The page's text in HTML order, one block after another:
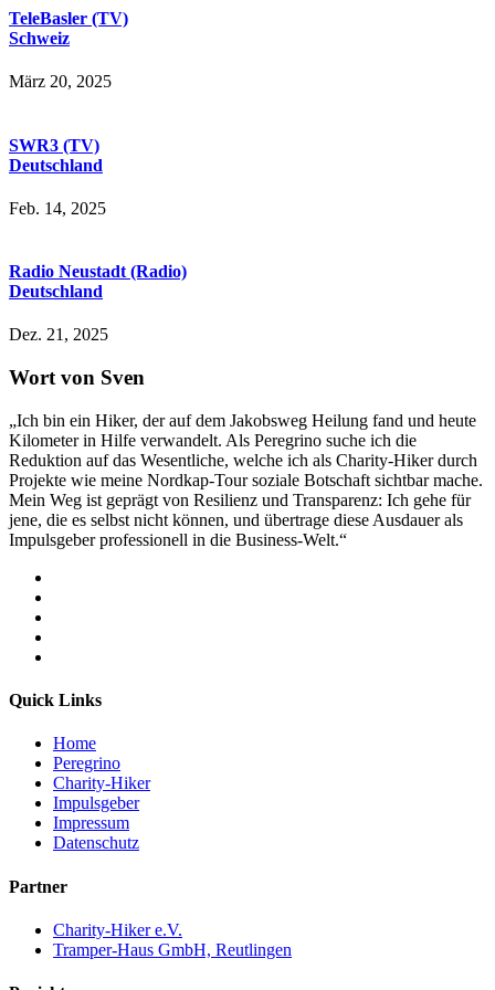
TeleBasler (TV)
Schweiz
März 20, 2025
SWR3 (TV)
Deutschland
Feb. 14, 2025
Radio Neustadt (Radio)
Deutschland
Dez. 21, 2025
Wort von Sven
„Ich bin ein Hiker, der auf dem Jakobsweg Heilung fand und heute
Kilometer in Hilfe verwandelt. Als Peregrino suche ich die
Reduktion auf das Wesentliche, welche ich als Charity-Hiker durch
Projekte wie meine Nordkap-Tour soziale Botschaft sichtbar mache.
Mein Weg ist geprägt von Resilienz und Transparenz: Ich gehe für
jene, die es selbst nicht können, und übertrage diese Ausdauer als
Impulsgeber professionell in die Business-Welt.“
Quick Links
Home
Peregrino
Charity-Hiker
Impulsgeber
Impressum
Datenschutz
Partner
Charity-Hiker e.V.
Tramper-Haus GmbH, Reutlingen